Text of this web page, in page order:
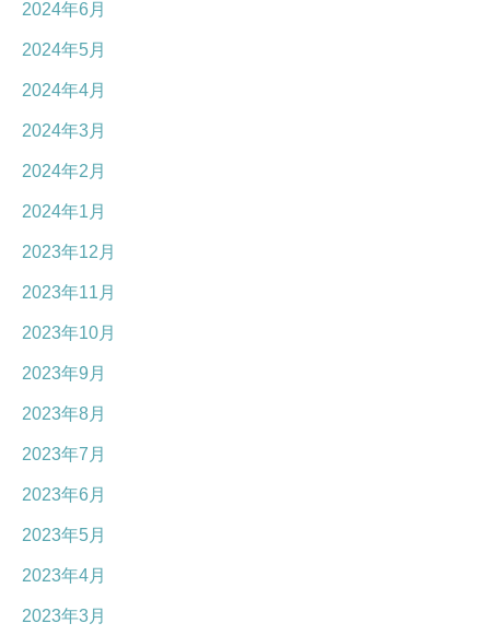
2024年6月
2024年5月
2024年4月
2024年3月
2024年2月
2024年1月
2023年12月
2023年11月
2023年10月
2023年9月
2023年8月
2023年7月
2023年6月
2023年5月
2023年4月
2023年3月